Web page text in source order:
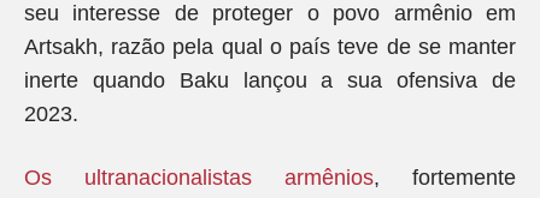
seu interesse de proteger o povo armênio em
Artsakh, razão pela qual o país teve de se manter
inerte quando Baku lançou a sua ofensiva de
2023.
Os ultranacionalistas armênios, fortemente